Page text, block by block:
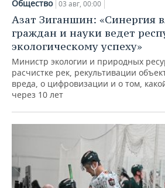
Общество 03 авг, 00:00
Азат Зиганшин: «Синергия
граждан и науки ведет
экологическому успеху»
Министр экологии и природных
расчистке рек, рекультивации
вреда, о цифровизации и о том,
через 10 лет